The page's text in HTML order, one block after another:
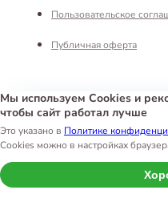
Интернет-магазин «Белый
Пользовательское
Публичная оферта
Мы используем Cookies и
чтобы сайт работал лучше
Это указано в Политике
Cookies можно в настройках